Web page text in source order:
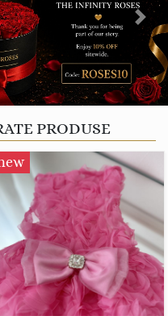
Next
PRODUSE